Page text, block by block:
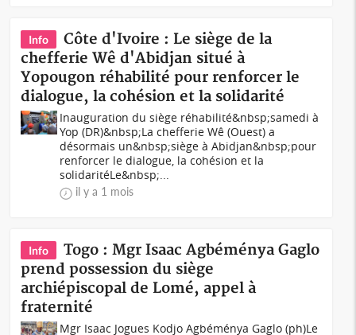
Info
Côte d'Ivoire : Le siège de la
chefferie Wê d'Abidjan situé à
Yopougon réhabilité pour renforcer le
dialogue, la cohésion et la solidarité
Inauguration du siège réhabilité&nbsp;samedi à
Yop (DR)&nbsp;La chefferie Wê (Ouest) a
désormais un&nbsp;siège à Abidjan&nbsp;pour
renforcer le dialogue, la cohésion et la
solidaritéLe&nbsp;...
il y a 1 mois
Info
Togo : Mgr Isaac Agbéménya Gaglo
prend possession du siège
archiépiscopal de Lomé, appel à
fraternité
Mgr Isaac Jogues Kodjo Agbéménya Gaglo (ph)Le